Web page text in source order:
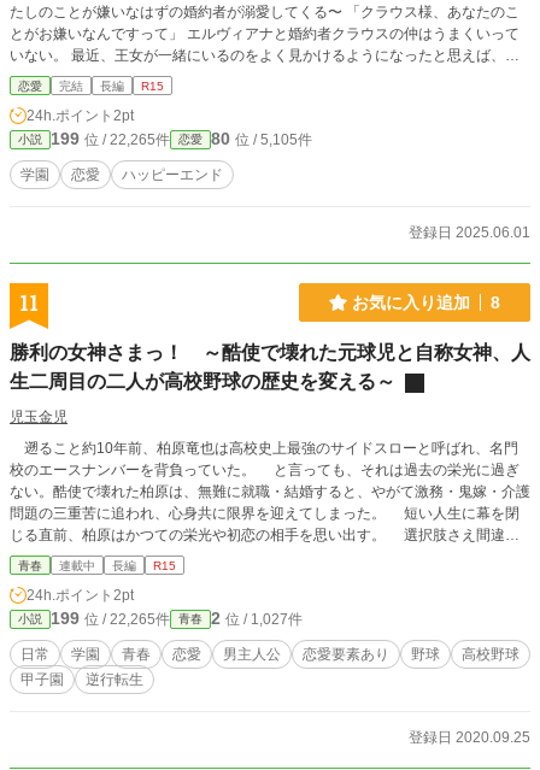
たしのことが嫌いなはずの婚約者が溺愛してくる〜 「クラウス様、あなたのこ
とがお嫌いなんですって」 エルヴィアナと婚約者クラウスの仲はうまくいって
いない。 最近、王女が一緒にいるのをよく見かけるようになったと思えば、と
あるパーティーで王女から婚約者の本音を告げ口され、別れを決意する。更に、
彼女とクラウスは想い合っているとか。 （王女様がお好きなら、邪魔者のわた
しは身を引くとしましょう。クラウス様） しかし。破局寸前で魅了魔法をかけ
てしまい、エルヴィアナのことが嫌いなはずの彼が「君のことが好きすぎる」と
迫ってくるようになり……？
恋愛 完結 長編 R15
24h.ポイント 2pt
小説 199 位 / 22,265件 恋愛 80 位 / 5,105件
学園 恋愛 ハッピーエンド
登録日 2025.06.01
11 お気に入り追加 8
勝利の女神さまっ！ ～酷使で壊れた元球児と自称女神、人
生二周目の二人が高校野球の歴史を変える～
児玉金児
遡ること約10年前、柏原竜也は高校史上最強のサイドスローと呼ばれ、名門
校のエースナンバーを背負っていた。 と言っても、それは過去の栄光に過ぎ
ない。酷使で壊れた柏原は、無難に就職・結婚すると、やがて激務・鬼嫁・介護
問題の三重苦に追われ、心身共に限界を迎えてしまった。 短い人生に幕を閉
じる直前、柏原はかつての栄光や初恋の相手を思い出す。 選択肢さえ間違え
なければ、もっと良い人生を歩めたのに。 そんな事を思っていると、中学3年
時の自分に転生していた。 転生した柏原の前に現れたのは、当時の友人や初
恋の相手、そして――女神を自称する女の子。 自称女神は、名門校ではなく
弱小都立へ進学するよう告げると、柏原の二度目の野球人生が幕を開けた。
この物語は、一度は壊れたプロ注目のサイドスロー・柏原竜也と、野球の女神を
自称する少女。 高校野球の“正史“を知る二人が、その記憶を活用しながら、無
名校で甲子園を目指したり、ちょっと恋したりする物語です。
青春 連載中 長編 R15
24h.ポイント 2pt
小説 199 位 / 22,265件 青春 2 位 / 1,027件
日常 学園 青春 恋愛 男主人公 恋愛要素あり 野球
高校野球
甲子園
逆行転生
登録日 2020.09.25